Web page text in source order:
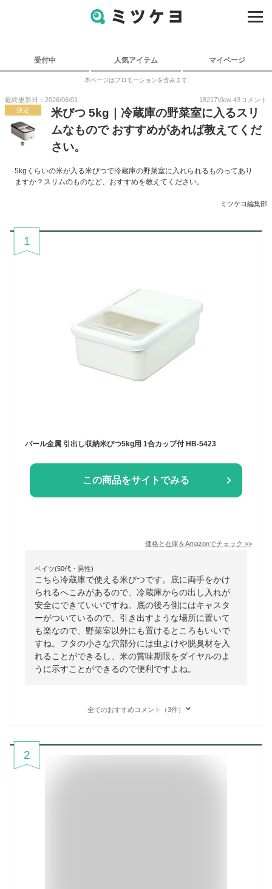
受付中 人気アイテム マイページ
本ページはプロモーションを含みます
最終更新日：2026/06/01 18217View 43コメント
決定
米びつ 5kg｜冷蔵庫の野菜室に入るスリ
ムなもので おすすめがあれば教えてくだ
さい。
5kgくらいの米が入る米びつで冷蔵庫の野菜室に入れられるものってあり
ますか？スリムのものなど、おすすめを教えてください。
ミツケヨ編集部
1
パール金属 引出し収納米びつ5kg用 1合カップ付 HB-5423
この商品をサイトでみる
価格と在庫をAmazonでチェック >>
ベイツ(50代・男性)
こちら冷蔵庫で使える米びつです。底に両手をかけ
られるへこみがあるので、冷蔵庫からの出し入れが
安全にできていいですね。底の後ろ側にはキャスタ
ーがついているので、引き出すような場所に置いて
も楽なので、野菜室以外にも置けるところもいいで
すね。フタの小さな穴部分には虫よけや脱臭材を入
れることができるし、米の賞味期限をダイヤルのよ
うに示すことができるので便利ですよね。
全てのおすすめコメント（3件）
2